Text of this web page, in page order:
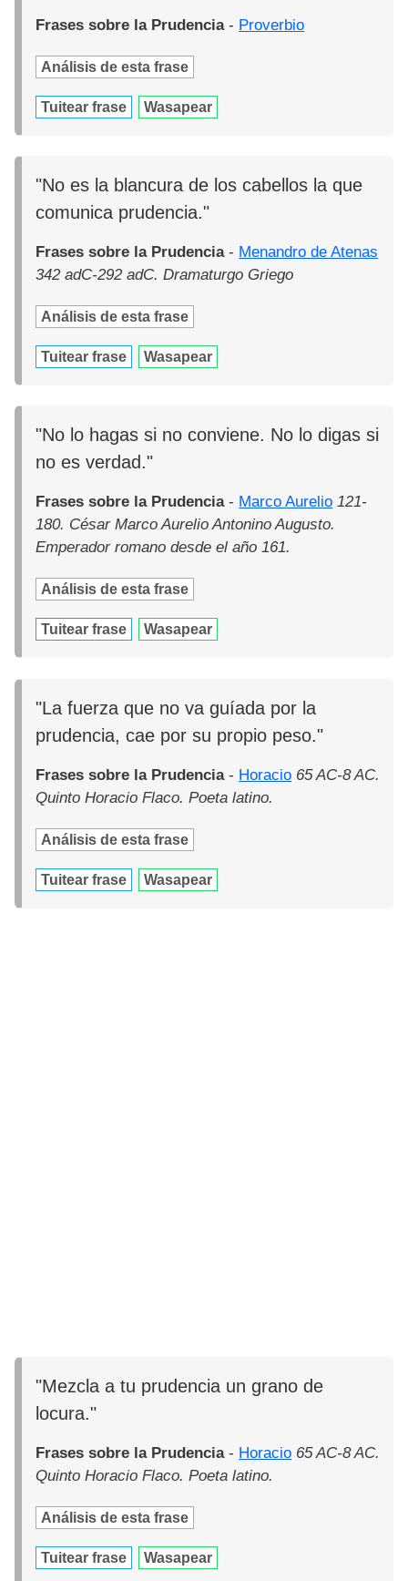
Frases sobre la Prudencia- Proverbio
Análisis de esta frase
Tuitear frase Wasapear
"No es la blancura de los cabellos la que
comunica prudencia."
Frases sobre la Prudencia- Menandro de Atenas
342 adC-292 adC. Dramaturgo Griego
Análisis de esta frase
Tuitear frase Wasapear
"No lo hagas si no conviene. No lo digas si
no es verdad."
Frases sobre la Prudencia- Marco Aurelio 121-
180. César Marco Aurelio Antonino Augusto.
Emperador romano desde el año 161.
Análisis de esta frase
Tuitear frase Wasapear
"La fuerza que no va guíada por la
prudencia, cae por su propio peso."
Frases sobre la Prudencia- Horacio 65 AC-8 AC.
Quinto Horacio Flaco. Poeta latino.
Análisis de esta frase
Tuitear frase Wasapear
"Mezcla a tu prudencia un grano de
locura."
Frases sobre la Prudencia- Horacio 65 AC-8 AC.
Quinto Horacio Flaco. Poeta latino.
Análisis de esta frase
Tuitear frase Wasapear